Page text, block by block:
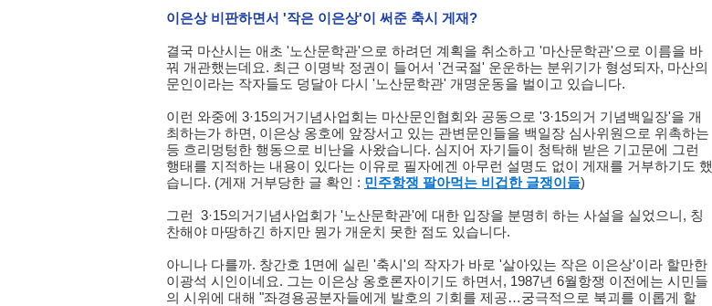
이은상 비판하면서 '작은 이은상'이 써준 축시 게재?
결국 마산시는 애초 '노산문학관'으로 하려던 계획을 취소하고 '마산문학관'으로 이름을 바
꿔 개관했는데요. 최근 이명박 정권이 들어서 '건국절' 운운하는 분위기가 형성되자, 마산의
문인이라는 작자들도 덩달아 다시 '노산문학관' 개명운동을 벌이고 있습니다.
이런 와중에 3·15의거기념사업회는 마산문인협회와 공동으로 '3·15의거 기념백일장'을 개
최하는가 하면, 이은상 옹호에 앞장서고 있는 관변문인들을 백일장 심사위원으로 위촉하는
등 흐리멍텅한 행동으로 비난을 사왔습니다. 심지어 자기들이 청탁해 받은 기고문에 그런
행태를 지적하는 내용이 있다는 이유로 필자에겐 아무런 설명도 없이 게재를 거부하기도 했
습니다. (게재 거부당한 글 확인 : 민주항쟁 팔아먹는 비겁한 글쟁이들)
그런 3·15의거기념사업회가 '노산문학관'에 대한 입장을 분명히 하는 사설을 실었으니, 칭
찬해야 마땅하긴 하지만 뭔가 개운치 못한 점도 있습니다.
아니나 다를까. 창간호 1면에 실린 '축시'의 작자가 바로 '살아있는 작은 이은상'이라 할만한
이광석 시인이네요. 그는 이은상 옹호론자이기도 하면서, 1987년 6월항쟁 이전에는 시민들
의 시위에 대해 "좌경용공분자들에게 발호의 기회를 제공…궁극적으로 북괴를 이롭게 할